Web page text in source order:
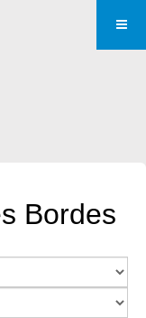
Bordes